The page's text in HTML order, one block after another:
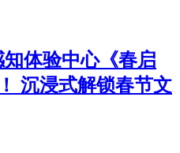
体验中心《春启
沉浸式解锁春节文